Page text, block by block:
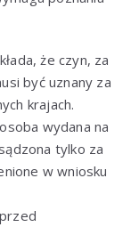
że czyn, za
być uznany za
krajach.
wydana na
tylko za
w wniosku